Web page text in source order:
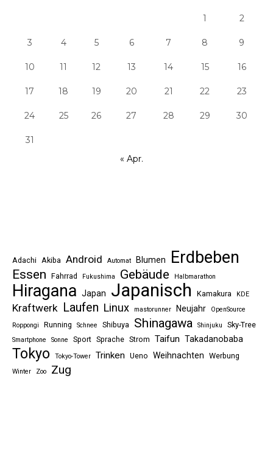
1 2
3 4 5 6 7 8 9
10 11 12 13 14 15 16
17 18 19 20 21 22 23
24 25 26 27 28 29 30
31
« Apr.
Adachi Akiba Android Automat Blumen Erdbeben
Essen Fahrrad Fukushima Gebäude Halbmarathon
Hiragana Japan Japanisch Kamakura KDE
Kraftwerk Laufen Linux mastorunner Neujahr
OpenSource
Roppongi
Running Schnee Shibuya Shinagawa Shinjuku Sky-Tree
Smartphone Sonne Sport Sprache Strom Taifun Takadanobaba
Tokyo Tokyo-Tower Trinken Ueno Weihnachten Werbung
Winter Zoo Zug